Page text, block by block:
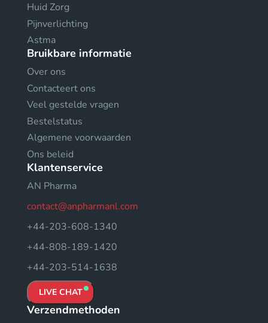
Huid Zorg
Pijnverlichting
Astma
Bruikbare informatie
Over ons
Contacteert ons
Veel gestelde vragen
Bestelstatus
Algemene voorwaarden
Ons beleid
Klantenservice
AN Pharma
contact@anpharmanl.com
+44-203-608-1340
+44-808-189-1420
+44-203-514-1638
LIVE CHAT
Verzendmethoden